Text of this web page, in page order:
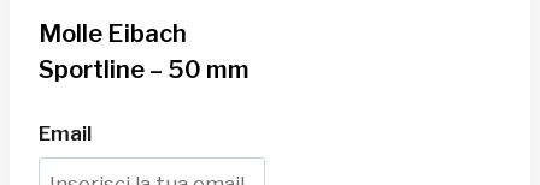
Molle Eibach
Sportline – 50 mm
Email